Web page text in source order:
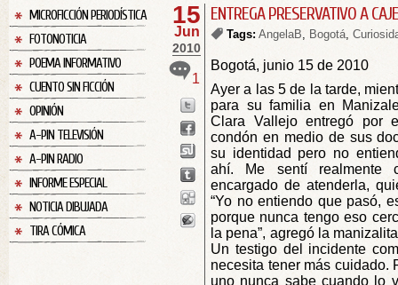
MICROFICCIÓN PERIODÍSTICA
FOTONOTICIA
POEMA INFORMATIVO
CUENTO SIN FICCIÓN
OPINIÓN
A-PIN TELEVISIÓN
A-PIN RADIO
INFORME ESPECIAL
NOTICIA DIBUJADA
TIRA CÓMICA
15
Jun
2010
1
ENTREGA PRESERVATIVO A
Tags: AngelaB, Bogotá,
Bogotá, junio 15 de 2010
Ayer a las 5 de la tarde,
para su familia en
Clara Vallejo entregó por
condón en medio de sus
su identidad pero no
ahí. Me sentí realmente
encargado de atenderla,
“Yo no entiendo que pasó,
porque nunca tengo eso
la pena”, agregó la
Un testigo del incidente
necesita tener más cuidado.
uno nunca sabe cuando lo